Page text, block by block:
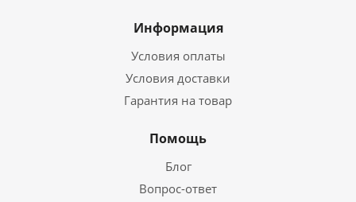
Информация
Условия оплаты
Условия доставки
Гарантия на товар
Помощь
Блог
Вопрос-ответ